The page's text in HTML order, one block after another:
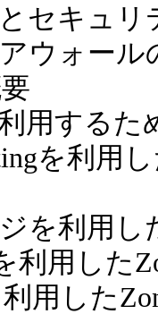
セキュ
ウォール
用するた
を利用
を利用し
利用した
用した